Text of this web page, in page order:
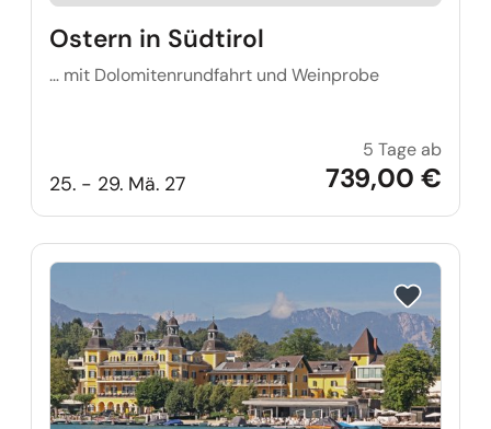
Ostern in Südtirol
… mit Dolomitenrundfahrt und Weinprobe
25. - 29. Mä. 27
5 Tage ab
739,00 €
Reise auf